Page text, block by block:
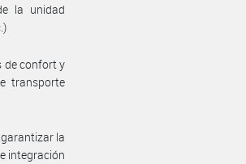
la unidad
de confort y
transporte
la
integración